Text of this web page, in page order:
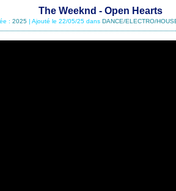
The Weeknd - Open Hearts
: 2025| Ajouté le 22/05/25 dans DANCE/ELECTRO/